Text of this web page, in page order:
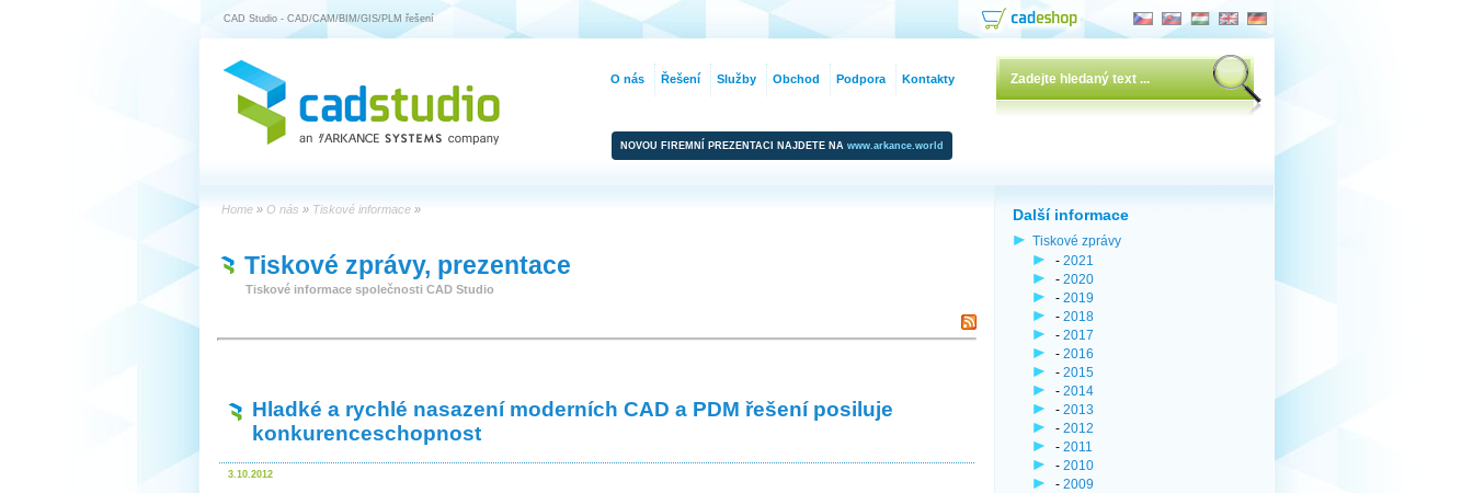
CAD Studio - CAD/CAM/BIM/GIS/PLM řešení
NOVOU FIREMNÍ PREZENTACI NAJDETE NA www.arkance.world
Home » O nás » Tiskové informace »
Tiskové zprávy, prezentace
Tiskové informace společnosti CAD Studio
Hladké a rychlé nasazení moderních CAD a PDM řešení posiluje
konkurenceschopnost
3.10.2012
Další informace
Tiskové zprávy
- 2021
- 2020
- 2019
- 2018
- 2017
- 2016
- 2015
- 2014
- 2013
- 2012
- 2011
- 2010
- 2009
O nás Řešení Služby Obchod Podpora Kontakty